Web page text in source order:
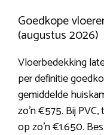
Goedkope
(augustus 2026)
Vloerbedekking
per definitie
gemiddelde
zo’n €575. Bij
op zo’n €1.650.